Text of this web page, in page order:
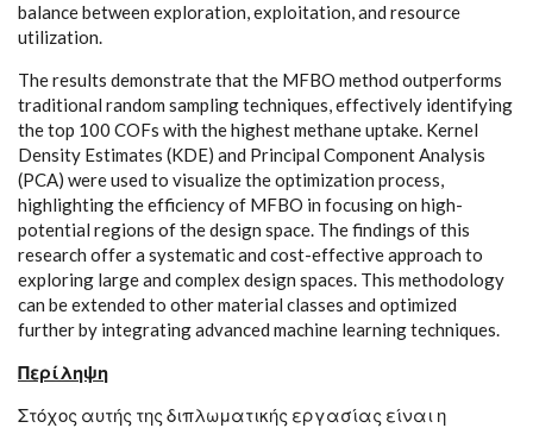
balance between exploration, exploitation, and resource
utilization.
The results demonstrate that the MFBO method outperforms
traditional random sampling techniques, effectively identifying
the top 100 COFs with the highest methane uptake. Kernel
Density Estimates (KDE) and Principal Component Analysis
(PCA) were used to visualize the optimization process,
highlighting the efficiency of MFBO in focusing on high-
potential regions of the design space. The findings of this
research offer a systematic and cost-effective approach to
exploring large and complex design spaces. This methodology
can be extended to other material classes and optimized
further by integrating advanced machine learning techniques.
Περίληψη
Στόχος αυτής της διπλωματικής εργασίας είναι η